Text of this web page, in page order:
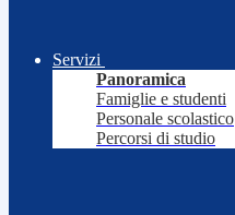
Servizi
Panoramica
Famiglie e studenti
Personale scolastico
Percorsi di studio